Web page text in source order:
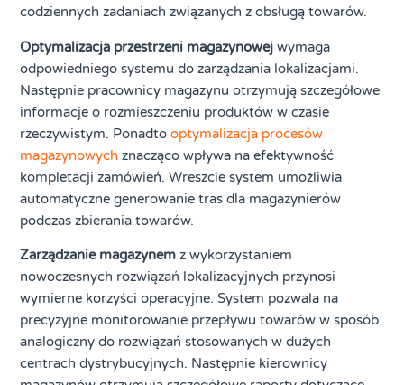
codziennych zadaniach związanych z obsługą towarów.
Optymalizacja przestrzeni magazynowejwymaga
odpowiedniego systemu do zarządzania lokalizacjami.
Następnie pracownicy magazynu otrzymują szczegółowe
informacje o rozmieszczeniu produktów w czasie
rzeczywistym. Ponadto optymalizacja procesów
magazynowych znacząco wpływa na efektywność
kompletacji zamówień. Wreszcie system umożliwia
automatyczne generowanie tras dla magazynierów
podczas zbierania towarów.
Zarządzanie magazynemz wykorzystaniem
nowoczesnych rozwiązań lokalizacyjnych przynosi
wymierne korzyści operacyjne. System pozwala na
precyzyjne monitorowanie przepływu towarów w sposób
analogiczny do rozwiązań stosowanych w dużych
centrach dystrybucyjnych. Następnie kierownicy